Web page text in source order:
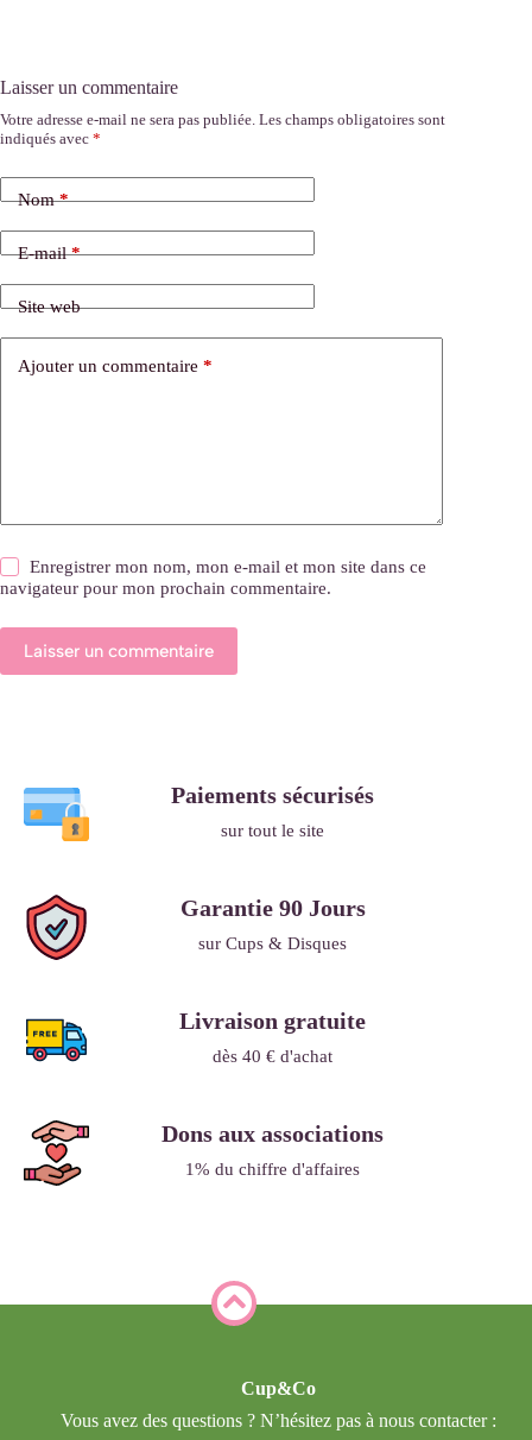
Laisser un commentaire
Votre adresse e-mail ne sera pas publiée. Les champs obligatoires sont
indiqués avec *
Nom*
E-mail*
Site web
Ajouter un commentaire *
Enregistrer mon nom, mon e-mail et mon site dans ce
navigateur pour mon prochain commentaire.
Laisser un commentaire
Paiements sécurisés
sur tout le site
Garantie 90 Jours
sur Cups & Disques
Livraison gratuite
dès 40 € d'achat
Dons aux associations
1% du chiffre d'affaires
Cup&Co
Vous avez des questions ? N’hésitez pas à nous contacter :